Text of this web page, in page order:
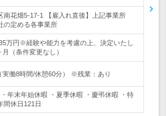
南花畑5-17-1 【雇入れ直後】上記事業所
の定める各事業所
万円※経験や能力を考慮の上、決定いたし
（条件変更なし）
実働8時間/休憩60分） ※残業：あり
・年末年始休暇 ・夏季休暇 ・慶弔休暇 ・特
間休日121日